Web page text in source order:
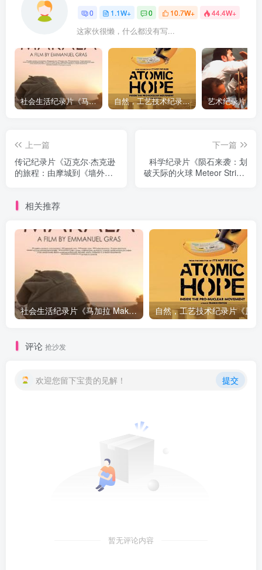
0 1.1W+ 0 10.7W+ 44.4W+
这家伙很懒，什么都没有写...
社会生活纪录片《马加拉 Makala》下载 自然，工艺技术纪录片《原子能的希望 Atomic Hope – Inside the Pro-Nuclear Movement》下载
上一篇
传记纪录片《迈克尔·杰克逊
的旅程：由摩城到《墙外》
Wall》下载
下一篇
科学纪录片《陨石来袭：划
破天际的火球 Meteor Strike:
相关推荐
社会生活纪录片《马加拉 Makala》下载
评论 抢沙发
欢迎您留下宝贵的见解！ 提交
暂无评论内容